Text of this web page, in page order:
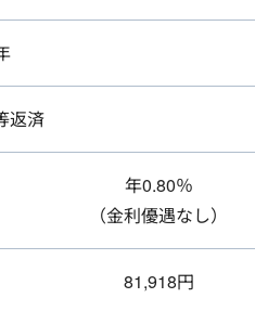
返済
年0.80％
（金利優遇なし）
81,918円